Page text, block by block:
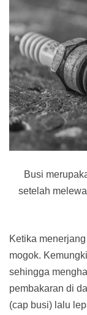
Busi
setelah
Ketika
mogok.
sehingga
pembakaran di
(cap busi) lalu